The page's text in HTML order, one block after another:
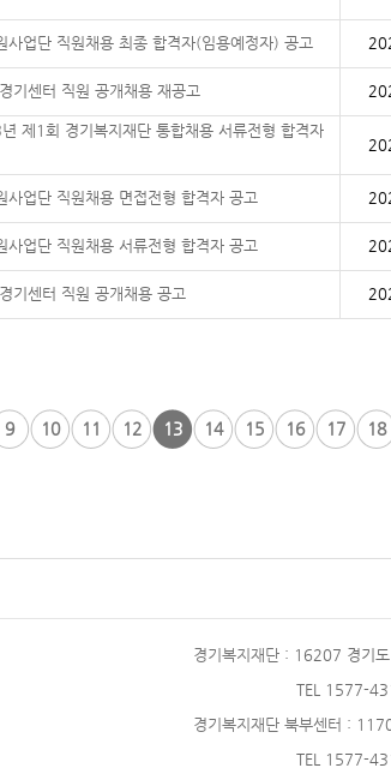
업단 직원채용 최종 합격자(임용예정자) 공고
기센터 직원 공개채용 재공고
제1회 경기복지재단 통합채용 서류전형 합격자
업단 직원채용 면접전형 합격자 공고
업단 직원채용 서류전형 합격자 공고
기센터 직원 공개채용 공고
9 10 11 12 13 14 15 16 17 18
경기복지재단 : 16207 경기
TEL 1577-
경기복지재단 북부센터 :
TEL 1577-